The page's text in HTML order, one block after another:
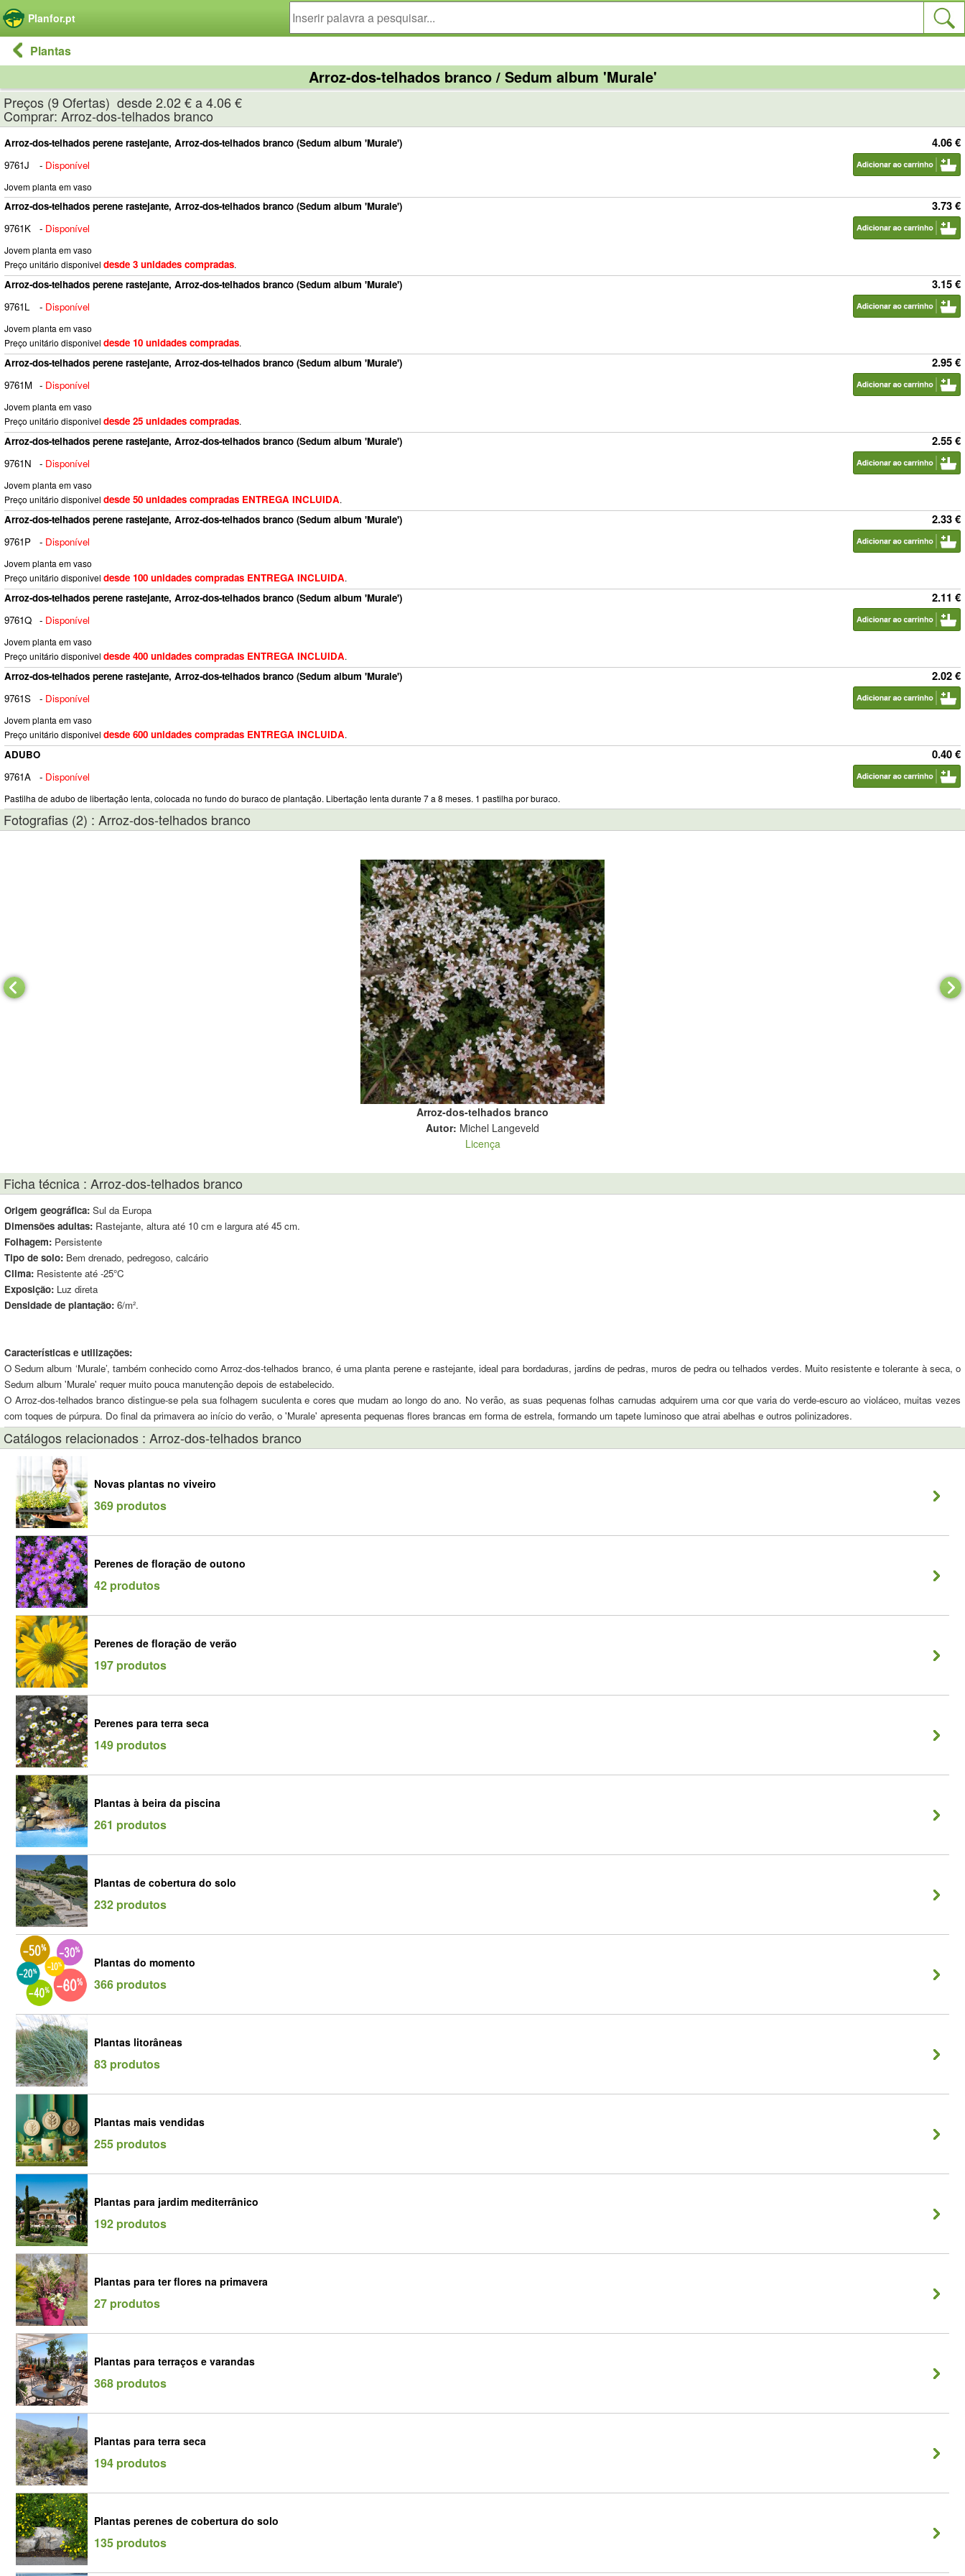
Planfor.pt
Plantas
Arroz-dos-telhados branco / Sedum album 'Murale'
Preços (9 Ofertas) desde 2.02 € a 4.06 €
Comprar: Arroz-dos-telhados branco
4.06 €
Arroz-dos-telhados perene rastejante, Arroz-dos-telhados branco (Sedum album 'Murale')
9761J
- Disponível
Jovem planta em vaso
3.73 €
Arroz-dos-telhados perene rastejante, Arroz-dos-telhados branco (Sedum album 'Murale')
9761K
- Disponível
Jovem planta em vaso
Preço unitário disponivel desde 3 unidades compradas.
3.15 €
Arroz-dos-telhados perene rastejante, Arroz-dos-telhados branco (Sedum album 'Murale')
9761L
- Disponível
Jovem planta em vaso
Preço unitário disponivel desde 10 unidades compradas.
2.95 €
Arroz-dos-telhados perene rastejante, Arroz-dos-telhados branco (Sedum album 'Murale')
9761M - Disponível
Jovem planta em vaso
Preço unitário disponivel desde 25 unidades compradas.
2.55 €
Arroz-dos-telhados perene rastejante, Arroz-dos-telhados branco (Sedum album 'Murale')
9761N
- Disponível
Jovem planta em vaso
Preço unitário disponivel desde 50 unidades compradas ENTREGA INCLUIDA.
2.33 €
Arroz-dos-telhados perene rastejante, Arroz-dos-telhados branco (Sedum album 'Murale')
9761P
- Disponível
Jovem planta em vaso
Preço unitário disponivel desde 100 unidades compradas ENTREGA INCLUIDA.
2.11 €
Arroz-dos-telhados perene rastejante, Arroz-dos-telhados branco (Sedum album 'Murale')
9761Q - Disponível
Jovem planta em vaso
Preço unitário disponivel desde 400 unidades compradas ENTREGA INCLUIDA.
2.02 €
Arroz-dos-telhados perene rastejante, Arroz-dos-telhados branco (Sedum album 'Murale')
9761S
- Disponível
Jovem planta em vaso
Preço unitário disponivel desde 600 unidades compradas ENTREGA INCLUIDA.
0.40 €
ADUBO
9761A
- Disponível
Pastilha de adubo de libertação lenta, colocada no fundo do buraco de plantação. Libertação lenta durante 7 a 8 meses. 1 pastilha por buraco.
Fotografias (2) : Arroz-dos-telhados branco
Arroz-dos-telhados branco
Autor: Michel Langeveld
Licença
Ficha técnica : Arroz-dos-telhados branco
Origem geográfica: Sul da Europa
Dimensões adultas: Rastejante, altura até 10 cm e largura até 45 cm.
Folhagem: Persistente
Tipo de solo: Bem drenado, pedregoso, calcário
Clima: Resistente até -25°C
Exposição: Luz direta
Densidade de plantação: 6/m².
Características e utilizações:
O Sedum album ‘Murale’, também conhecido como Arroz-dos-telhados branco, é uma planta perene e rastejante, ideal para bordaduras, jardins de pedras, muros de pedra ou telhados verdes. Muito resistente e tolerante à seca, o
Sedum album 'Murale' requer muito pouca manutenção depois de estabelecido.
O Arroz-dos-telhados branco distingue-se pela sua folhagem suculenta e cores que mudam ao longo do ano. No verão, as suas pequenas folhas carnudas adquirem uma cor que varia do verde-escuro ao violáceo, muitas vezes
com toques de púrpura. Do final da primavera ao início do verão, o 'Murale' apresenta pequenas flores brancas em forma de estrela, formando um tapete luminoso que atrai abelhas e outros polinizadores.
Catálogos relacionados : Arroz-dos-telhados branco
Novas plantas no viveiro
369 produtos
Perenes de floração de outono
42 produtos
Perenes de floração de verão
197 produtos
Perenes para terra seca
149 produtos
Plantas à beira da piscina
261 produtos
Plantas de cobertura do solo
232 produtos
Plantas do momento
366 produtos
Plantas litorâneas
83 produtos
Plantas mais vendidas
255 produtos
Plantas para jardim mediterrânico
192 produtos
Plantas para ter flores na primavera
27 produtos
Plantas para terraços e varandas
368 produtos
Plantas para terra seca
194 produtos
Plantas perenes de cobertura do solo
135 produtos
Painel de Gerenciamento de Cookies